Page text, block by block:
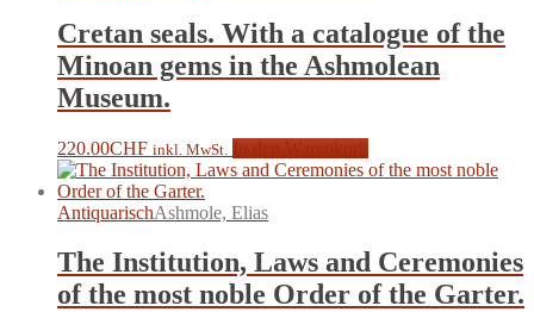
Cretan seals. With a catalogue of the
Minoan gems in the Ashmolean
Museum.
220.00CHF inkl. MwSt.
AntiquarischAshmole, Elias
The Institution, Laws and Ceremonies
of the most noble Order of the Garter.